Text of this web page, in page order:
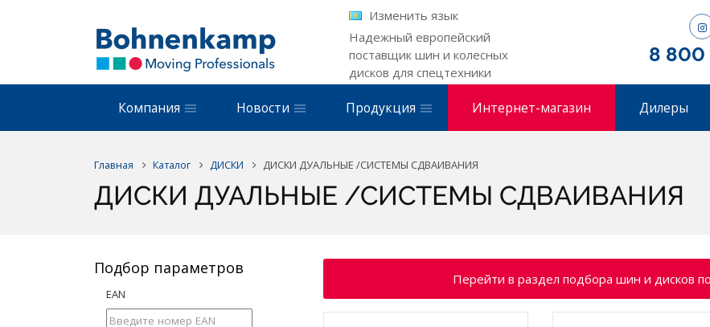
Изменить язык
Надежный европейский
поставщик шин и колесных
дисков для спецтехники
8 800
Компания Новости Продукция Интернет-магазин Дилеры
Главная Каталог ДИСКИ ДИСКИ ДУАЛЬНЫЕ /СИСТЕМЫ СДВАИВАНИЯ
ДИСКИ ДУАЛЬНЫЕ /СИСТЕМЫ СДВАИВАНИЯ
Подбор параметров
EAN
Перейти в раздел подбора шин и дисков